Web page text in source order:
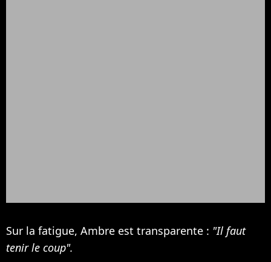
Sur la fatigue, Ambre est transparente : "Il faut
tenir le coup".